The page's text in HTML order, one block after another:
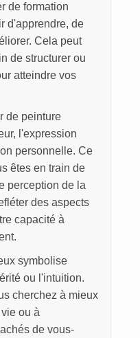
de formation
d'apprendre, de
Cela peut
de structurer ou
atteindre vos
de peinture
l'expression
personnelle. Ce
êtes en train de
perception de la
des aspects
capacité à
symbolise
ou l'intuition.
cherchez à mieux
ou à
de vous-